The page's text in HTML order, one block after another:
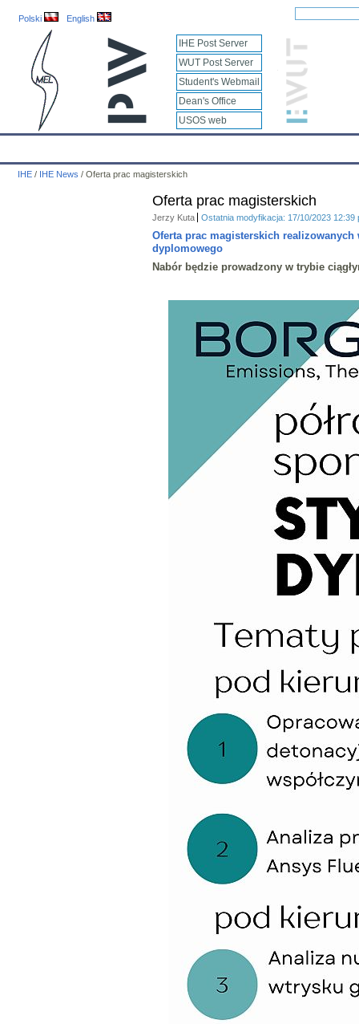
Polski English
IHE Post Server
WUT Post Server
Student's Webmail
Dean's Office
USOS web
IHE / IHE News / Oferta prac magisterskich
Oferta prac magisterskich
Jerzy Kuta Ostatnia modyfikacja: 17/10/2023 12:39
Oferta prac magisterskich realizowanych
dyplomowego
Nabór będzie prowadzony w trybie